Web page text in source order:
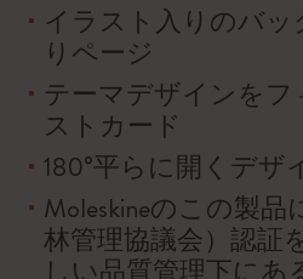
イラスト入りのバ
りページ
テーマデザインを
ストカード
180°平らに開くデザ
Moleskineのこの製品
林管理協議会）認証
しい品質管理下にあ